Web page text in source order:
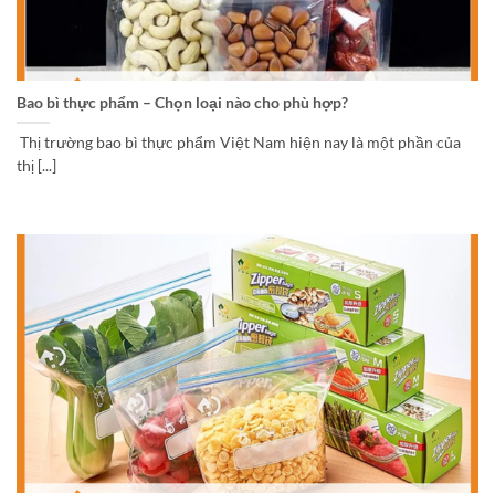
Bao bì thực phẩm – Chọn loại nào cho phù hợp?
Thị trường bao bì thực phẩm Việt Nam hiện nay là một phần của
thị [...]